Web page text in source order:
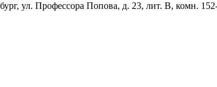
ул. Профессора Попова, д. 23, лит. В, комн.